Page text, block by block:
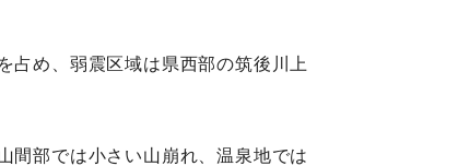
占め、弱震区域は県西部の筑後川上
間部では小さい山崩れ、温泉地では